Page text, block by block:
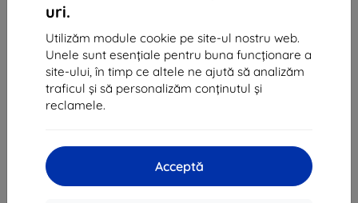
uri.
Utilizăm module cookie pe site-ul nostru web.
Unele sunt esențiale pentru buna funcționare a
site-ului, în timp ce altele ne ajută să analizăm
traficul și să personalizăm conținutul și
reclamele.
Acceptă
89 lei
În stoc 3 buc
din total
«